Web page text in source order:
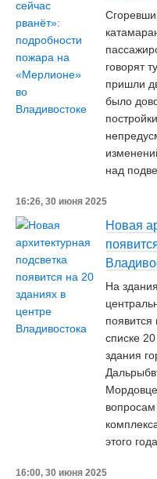
говорят
пришли
было
над
16:26, 30 июня 2025
Новая
На
появится
списке
здания
вопросам
этого года.
16:00, 30 июня 2025